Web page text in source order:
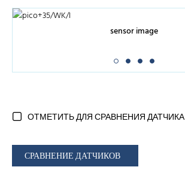
sensor image
ОТМЕТИТЬ ДЛЯ СРАВНЕНИЯ ДАТЧИКА
СРАВНЕНИЕ ДАТЧИКОВ